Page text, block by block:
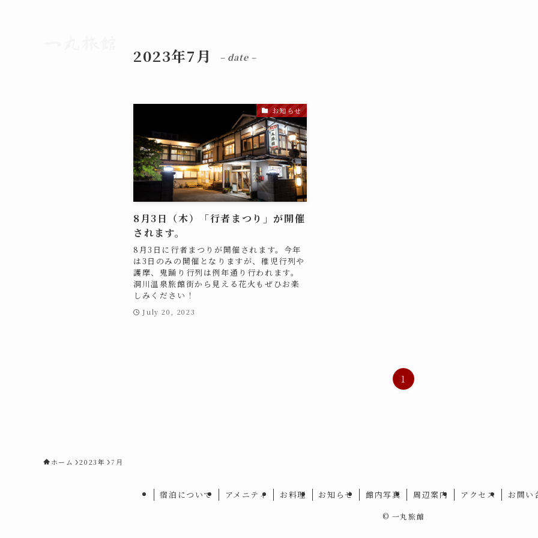
2023年7月 – date –
お知らせ
8月3日（木）「行者まつり」が開催
されます。
8月3日に行者まつりが開催されます。今年
は3日のみの開催となりますが、稚児行列や
護摩、鬼踊り行列は例年通り行われます。
洞川温泉旅館街から見える花火もぜひお楽
しみください！
July 20, 2023
1
ホーム 2023年 7月
宿泊について アメニティ お料理 お知らせ 館内写真 周辺案内 アクセス お問い
© 一丸旅館